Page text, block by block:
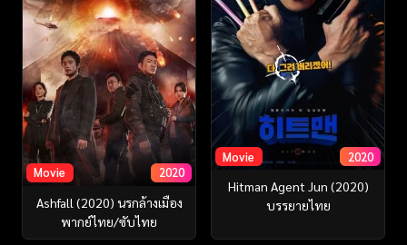
Movie 2020
Ashfall (2020) นรกล้างเมือง
พากย์ไทย/ซับไทย
Movie 2020
Hitman Agent Jun (2020)
บรรยายไทย